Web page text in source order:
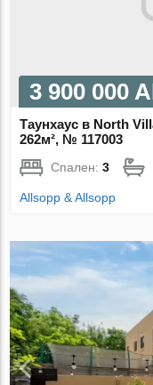
3 900 000
Таунхаус в North
262м², № 117003
Спален:3
Allsopp & Allsopp